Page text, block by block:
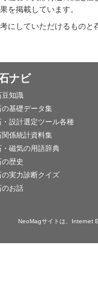
を掲載しています。
にしていただけるものと
ナビ
豆知識
の基礎データ集
・設計選定ツール各種
関係統計資料集
・磁気の用語辞典
歴史
の実力診断クイズ
のお話
NeoMagサイトは、Internet